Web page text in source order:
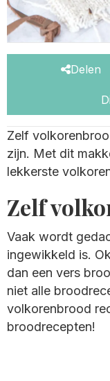
Delen
Zelf
zijn. Met dit
lekkerste
Zelf
Vaak wordt
ingewikkeld is.
dan een vers
niet alle
volkorenbrood
broodrecepten!